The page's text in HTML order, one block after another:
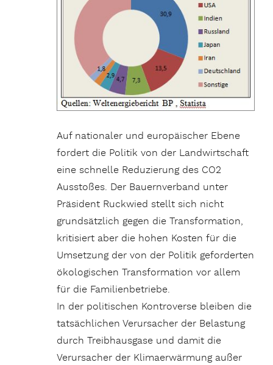
Auf nationaler und europäischer Ebene
fordert die Politik von der Landwirtschaft
eine schnelle Reduzierung des CO2
Ausstoßes. Der Bauernverband unter
Präsident Ruckwied stellt sich nicht
grundsätzlich gegen die Transformation,
kritisiert aber die hohen Kosten für die
Umsetzung der von der Politik geforderten
ökologischen Transformation vor allem
für die Familienbetriebe.
In der politischen Kontroverse bleiben die
tatsächlichen Verursacher der Belastung
durch Treibhausgase und damit die
Verursacher der Klimaerwärmung außer